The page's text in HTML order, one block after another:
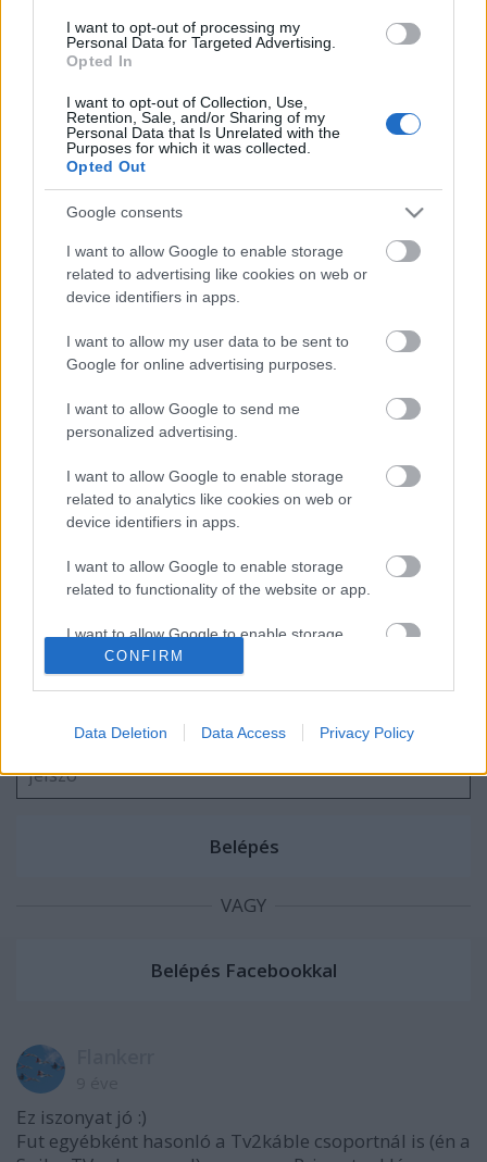
I want to opt-out of processing my
Personal Data for Targeted Advertising.
Opted In
I want to opt-out of Collection, Use,
Retention, Sale, and/or Sharing of my
Personal Data that Is Unrelated with the
Purposes for which it was collected.
Opted Out
Google consents
I want to allow Google to enable storage
related to advertising like cookies on web or
device identifiers in apps.
I want to allow my user data to be sent to
Google for online advertising purposes.
I want to allow Google to send me
personalized advertising.
I want to allow Google to enable storage
related to analytics like cookies on web or
device identifiers in apps.
I want to allow Google to enable storage
related to functionality of the website or app.
I want to allow Google to enable storage
related to personalization.
related to security, including authentication
functionality and fraud prevention, and other
user protection.
CONFIRM
Data Deletion Data Access Privacy Policy
epizódjainak számát
visszanézhetőek legálisan magyar
Szinkronhangok: Ne aggódj, a maffia
d'estate)
Visszatérhet a Dunára a Végtelen
szerelem vagy a Szerelemben,
blog.hu facebook
Szólj hozzá!
A hozzászóláshoz be kell lépned!
VAGY
Ez iszonyat jó :)
Fut egyébként hasonló a Tv2káble csoportnál is (én a